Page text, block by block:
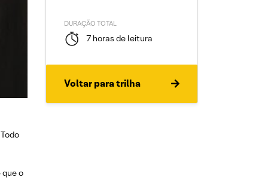
que o
DURAÇÃO TOTAL
7 horas de leitura
Voltar para trilha